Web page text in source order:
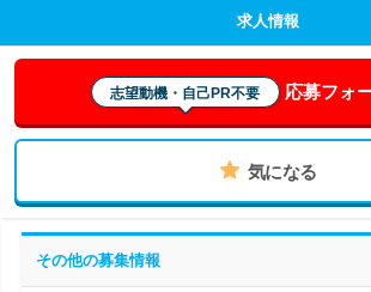
求人情報
志望動機・自己PR不要 応募フォ
気になる
その他の募集情報